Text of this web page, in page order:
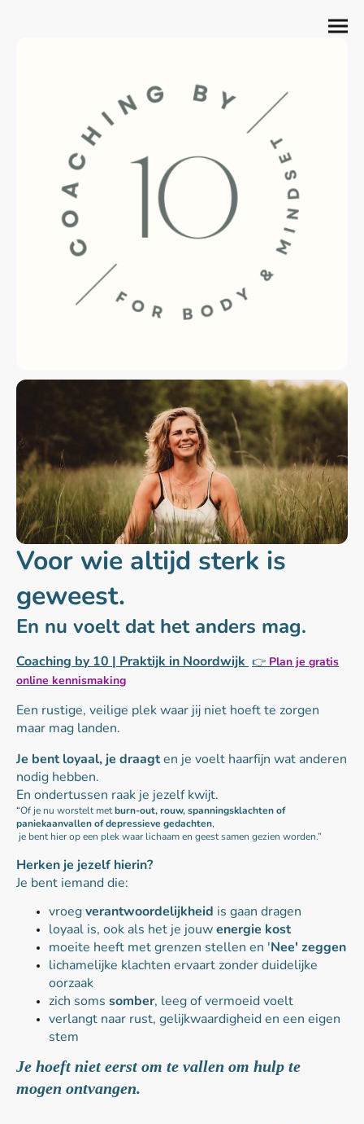
Voor wie altijd sterk is
geweest.
En nu voelt dat het anders mag.
Coaching by 10 | Praktijk in Noordwijk 👉 Plan je gratis
online kennismaking
Een rustige, veilige plek waar jij niet hoeft te zorgen
maar mag landen.
Je bent loyaal, je draagten je voelt haarfijn wat anderen
nodig hebben.
En ondertussen raak je jezelf kwijt.
“Of je nu worstelt metburn-out, rouw, spanningsklachten of
paniekaanvallen of depressieve gedachten,
je bent hier op een plek waar lichaam en geest samen gezien worden.”
Herken je jezelf hierin?
Je bent iemand die:
vroegverantwoordelijkheid is gaan dragen
loyaal is, ook als het je jouwenergie kost
moeite heeft met grenzen stellen en 'Nee' zeggen
lichamelijke klachten ervaart zonder duidelijke
oorzaak
zich soms somber, leeg of vermoeid voelt
verlangt naar rust, gelijkwaardigheid en een eigen
stem
Je hoeft niet eerst om te vallen om hulp te
mogen ontvangen.